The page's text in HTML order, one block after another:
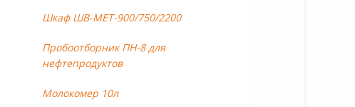
Шкаф ШВ-МЕТ-900/750/2200
Пробоотборник ПН-8 для
нефтепродуктов
Молокомер 10л